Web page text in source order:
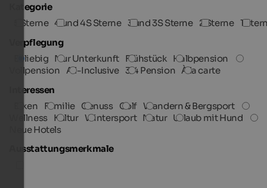
Kategorie
5 Sterne 4 und 4S Sterne 3 und 3S Sterne 2 Sterne 1
Verpflegung
Beliebig Nur Unterkunft Frühstück Halbpension
Vollpension All-Inclusive 3/4 Pension À la carte
Interessen
Biken
Familie Genuss Golf Wandern & Bergsport
Wellness Kultur Wintersport Natur Urlaub mit Hund
Neue Hotels
Ausstattungsmerkmale